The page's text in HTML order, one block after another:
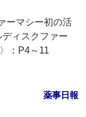
ーマシー初の活
ィスクファー
：P4～11
薬事日報